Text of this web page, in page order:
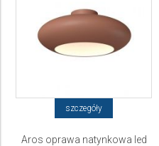
szczegóły
Aros oprawa natynkowa led